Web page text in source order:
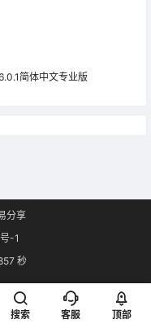
简体中文专业版
分享
-1
秒
搜索 客服 顶部